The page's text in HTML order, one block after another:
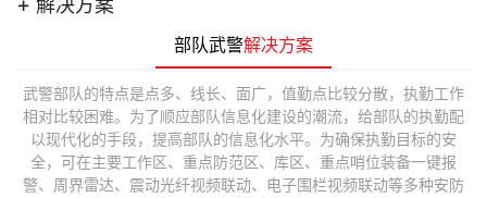
解决方案
部队武警解决方案
武警部队的特点是点多、线长、面广，值勤点比较分散，执勤工作
相对比较困难。为了顺应部队信息化建设的潮流，给部队的执勤配
以现代化的手段，提高部队的信息化水平。为确保执勤目标的安
全，可在主要工作区、重点防范区、库区、重点哨位装备一键报
警、周界雷达、震动光纤视频联动、电子围栏视频联动等多种安防